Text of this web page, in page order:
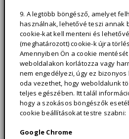
9. A legtöbb böngésző, amelyet
használnak, lehetővé teszi annak
cookie-kat kell menteni és
(meghatározott) cookie-k újra
Amennyiben Ön a cookie
weboldalakon korlátozza vagy
nem engedélyezi, úgy ez
oda vezethet, hogy weboldalunk
teljes egészében. Itt talál
hogy a szokásos böngészők
cookie beállításokat testre szabni:
Google Chrome